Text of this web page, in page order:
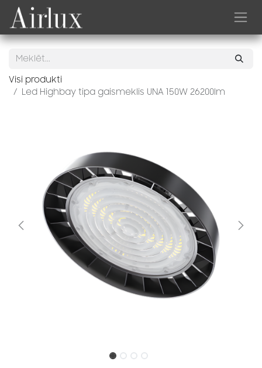
Skip to Content
Visi produkti
Led Highbay tipa gaismeklis UNA 150W 26200lm